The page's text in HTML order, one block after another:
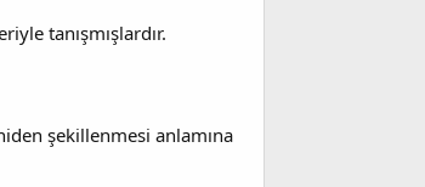
tanışmışlardır.
şekillenmesi anlamına